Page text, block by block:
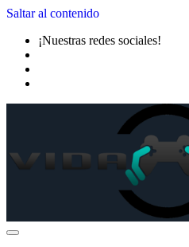
Saltar al contenido
¡Nuestras redes sociales!